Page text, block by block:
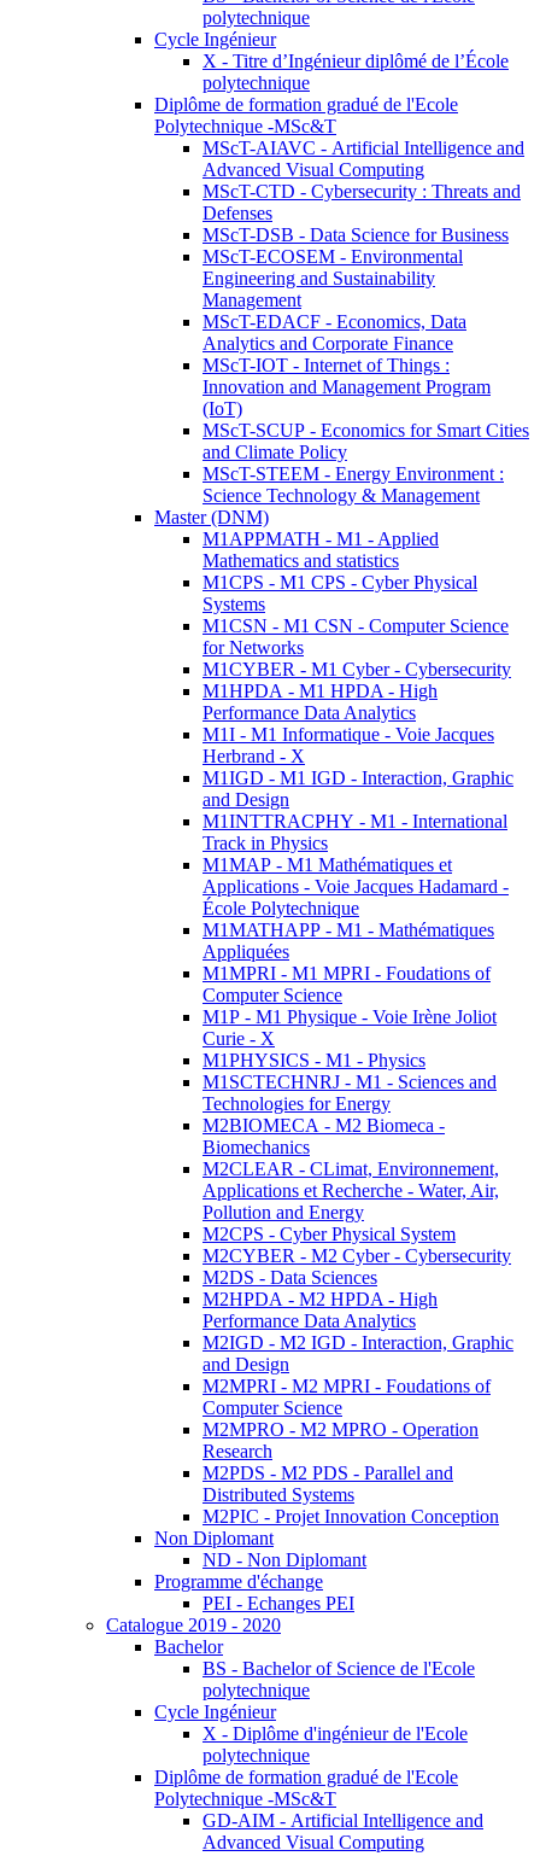
polytechnique
Cycle Ingénieur
X - Titre d’Ingénieur diplômé de l’École
polytechnique
Diplôme de formation gradué de l'Ecole
Polytechnique -MSc&T
MScT-AIAVC - Artificial Intelligence and
Advanced Visual Computing
MScT-CTD - Cybersecurity : Threats and
Defenses
MScT-DSB - Data Science for Business
MScT-ECOSEM - Environmental
Engineering and Sustainability
Management
MScT-EDACF - Economics, Data
Analytics and Corporate Finance
MScT-IOT - Internet of Things :
Innovation and Management Program
(IoT)
MScT-SCUP - Economics for Smart Cities
and Climate Policy
MScT-STEEM - Energy Environment :
Science Technology & Management
Master (DNM)
M1APPMATH - M1 - Applied
Mathematics and statistics
M1CPS - M1 CPS - Cyber Physical
Systems
M1CSN - M1 CSN - Computer Science
for Networks
M1CYBER - M1 Cyber - Cybersecurity
M1HPDA - M1 HPDA - High
Performance Data Analytics
M1I - M1 Informatique - Voie Jacques
Herbrand - X
M1IGD - M1 IGD - Interaction, Graphic
and Design
M1INTTRACPHY - M1 - International
Track in Physics
M1MAP - M1 Mathématiques et
Applications - Voie Jacques Hadamard -
École Polytechnique
M1MATHAPP - M1 - Mathématiques
Appliquées
M1MPRI - M1 MPRI - Foudations of
Computer Science
M1P - M1 Physique - Voie Irène Joliot
Curie - X
M1PHYSICS - M1 - Physics
M1SCTECHNRJ - M1 - Sciences and
Technologies for Energy
M2BIOMECA - M2 Biomeca -
Biomechanics
M2CLEAR - CLimat, Environnement,
Applications et Recherche - Water, Air,
Pollution and Energy
M2CPS - Cyber Physical System
M2CYBER - M2 Cyber - Cybersecurity
M2DS - Data Sciences
M2HPDA - M2 HPDA - High
Performance Data Analytics
M2IGD - M2 IGD - Interaction, Graphic
and Design
M2MPRI - M2 MPRI - Foudations of
Computer Science
M2MPRO - M2 MPRO - Operation
Research
M2PDS - M2 PDS - Parallel and
Distributed Systems
M2PIC - Projet Innovation Conception
Non Diplomant
ND - Non Diplomant
Programme d'échange
PEI - Echanges PEI
Catalogue 2019 - 2020
Bachelor
BS - Bachelor of Science de l'Ecole
polytechnique
Cycle Ingénieur
X - Diplôme d'ingénieur de l'Ecole
polytechnique
Diplôme de formation gradué de l'Ecole
Polytechnique -MSc&T
GD-AIM - Artificial Intelligence and
Advanced Visual Computing